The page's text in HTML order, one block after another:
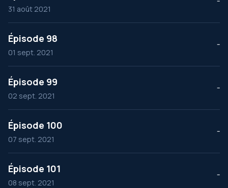
31 août 2021
Épisode 98
01 sept. 2021
--
Épisode 99
02 sept. 2021
--
Épisode 100
07 sept. 2021
--
Épisode 101
08 sept. 2021
--